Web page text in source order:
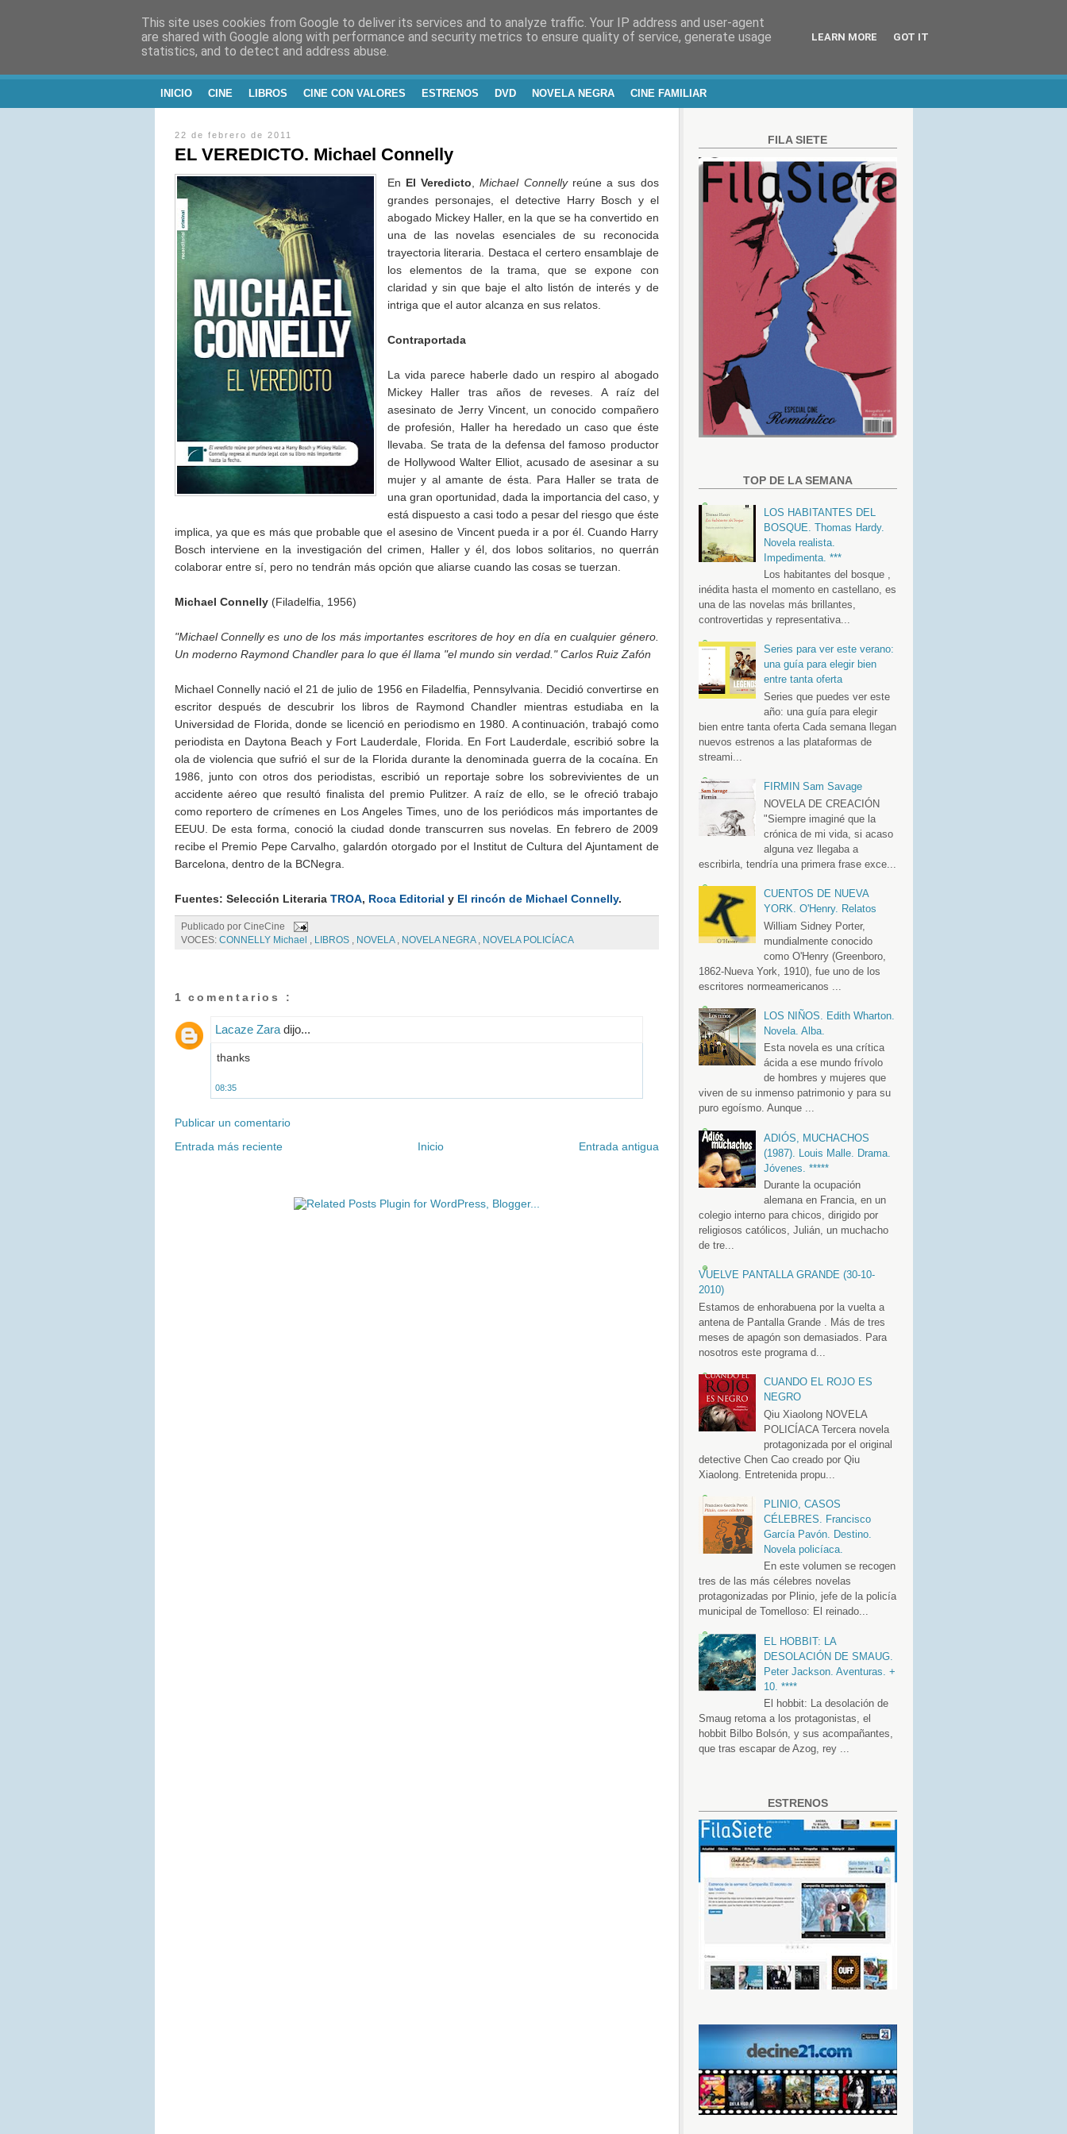
CINE, LITERATURA Y VIDA
Blog de Cine y Libros
INICIO CINE LIBROS CINE CON VALORES ESTRENOS DVD NOVELA NEGRA CINE FAMILIAR
22 de febrero de 2011
EL VEREDICTO. Michael Connelly
En El Veredicto ,Michael Connellyreúne a sus dos
grandes personajes, el detective Harry Bosch y el
abogado Mickey Haller, en la que se ha convertido en
una de las novelas esenciales de su reconocida
trayectoria literaria. Destaca el certero ensamblaje de
los elementos de la trama, que se expone con
claridad y sin que baje el alto listón de interés y de
intriga que el autor alcanza en sus relatos.
Contraportada
La vida parece haberle dado un respiro al abogado
Mickey Haller tras años de reveses. A raíz del
asesinato de Jerry Vincent, un conocido compañero
de profesión, Haller ha heredado un caso que éste
llevaba. Se trata de la defensa del famoso productor
de Hollywood Walter Elliot, acusado de asesinar a su
mujer y al amante de ésta. Para Haller se trata de
una gran oportunidad, dada la importancia del caso, y
está dispuesto a casi todo a pesar del riesgo que éste
implica, ya que es más que probable que el asesino de Vincent pueda ir a por él. Cuando Harry
Bosch interviene en la investigación del crimen, Haller y él, dos lobos solitarios, no querrán
colaborar entre sí, pero no tendrán más opción que aliarse cuando las cosas se tuerzan.
Michael Connelly (Filadelfia, 1956)
"Michael Connelly es uno de los más importantes escritores de hoy en día en cualquier género.
Un moderno Raymond Chandler para lo que él llama "el mundo sin verdad." Carlos Ruiz Zafón
Michael Connelly nació el 21 de julio de 1956 en Filadelfia, Pennsylvania. Decidió convertirse en
escritor después de descubrir los libros de Raymond Chandler mientras estudiaba en la
Universidad de Florida, donde se licenció en periodismo en 1980. A continuación, trabajó como
periodista en Daytona Beach y Fort Lauderdale, Florida. En Fort Lauderdale, escribió sobre la
ola de violencia que sufrió el sur de la Florida durante la denominada guerra de la cocaína. En
1986, junto con otros dos periodistas, escribió un reportaje sobre los sobrevivientes de un
accidente aéreo que resultó finalista del premio Pulitzer. A raíz de ello, se le ofreció trabajo
como reportero de crímenes en Los Angeles Times, uno de los periódicos más importantes de
EEUU. De esta forma, conoció la ciudad donde transcurren sus novelas. En febrero de 2009
recibe el Premio Pepe Carvalho, galardón otorgado por el Institut de Cultura del Ajuntament de
Barcelona, dentro de la BCNegra.
Fuentes: Selección Literaria TROA, Roca Editorial y El rincón de Michael Connelly.
Publicado por CineCine
VOCES: CONNELLY Michael , LIBROS , NOVELA , NOVELA NEGRA , NOVELA POLICÍACA
1 comentarios :
Lacaze Zara dijo...
thanks
08:35
Publicar un comentario
Entrada más reciente
Entrada antigua
Inicio
FILA SIETE
TOP DE LA SEMANA
LOS HABITANTES DEL
BOSQUE. Thomas Hardy.
Novela realista.
Impedimenta. ***
Los habitantes del bosque ,
inédita hasta el momento en castellano, es
una de las novelas más brillantes,
controvertidas y representativa...
Series para ver este verano:
una guía para elegir bien
entre tanta oferta
Series que puedes ver este
año: una guía para elegir
bien entre tanta oferta Cada semana llegan
nuevos estrenos a las plataformas de
streami...
FIRMIN Sam Savage
NOVELA DE CREACIÓN
"Siempre imaginé que la
crónica de mi vida, si acaso
alguna vez llegaba a
escribirla, tendría una primera frase exce...
CUENTOS DE NUEVA
YORK. O'Henry. Relatos
William Sidney Porter,
mundialmente conocido
como O'Henry (Greenboro,
1862-Nueva York, 1910), fue uno de los
escritores normeamericanos ...
LOS NIÑOS. Edith Wharton.
Novela. Alba.
Esta novela es una crítica
ácida a ese mundo frívolo
de hombres y mujeres que
viven de su inmenso patrimonio y para su
puro egoísmo. Aunque ...
ADIÓS, MUCHACHOS
(1987). Louis Malle. Drama.
Jóvenes. *****
Durante la ocupación
alemana en Francia, en un
colegio interno para chicos, dirigido por
religiosos católicos, Julián, un muchacho
de tre...
VUELVE PANTALLA GRANDE (30-10-
2010)
Estamos de enhorabuena por la vuelta a
antena de Pantalla Grande . Más de tres
meses de apagón son demasiados. Para
nosotros este programa d...
CUANDO EL ROJO ES
NEGRO
Qiu Xiaolong NOVELA
POLICÍACA Tercera novela
protagonizada por el original
detective Chen Cao creado por Qiu
Xiaolong. Entretenida propu...
PLINIO, CASOS
CÉLEBRES. Francisco
García Pavón. Destino.
Novela policíaca.
En este volumen se recogen
tres de las más célebres novelas
protagonizadas por Plinio, jefe de la policía
municipal de Tomelloso: El reinado...
EL HOBBIT: LA
DESOLACIÓN DE SMAUG.
Peter Jackson. Aventuras. +
10. ****
El hobbit: La desolación de
Smaug retoma a los protagonistas, el
hobbit Bilbo Bolsón, y sus acompañantes,
que tras escapar de Azog, rey ...
ESTRENOS
This site uses cookies from Google to deliver its services and to analyze traffic. Your IP address and user-agent
are shared with Google along with performance and security metrics to ensure quality of service, generate usage
statistics, and to detect and address abuse.
LEARN MORE GOT IT